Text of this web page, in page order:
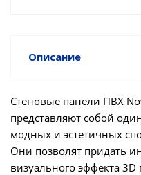
Описание
Стеновые панели ПВХ
представляют собой
модных и эстетичных
Они позволят придать
визуального эффекта